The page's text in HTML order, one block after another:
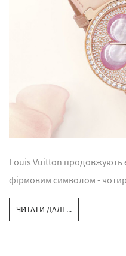
Louis Vuitton продовжують
фірмовим символом -
ЧИТАТИ ДАЛІ ...